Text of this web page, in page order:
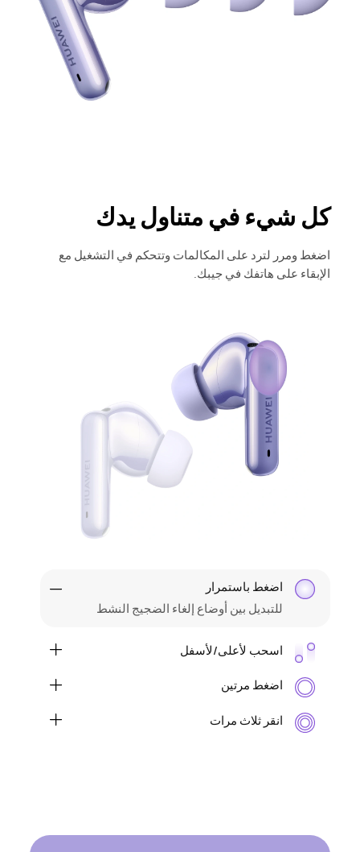
كل شيء في متناول يدك
اضغط ومرر لترد على المكالمات وتتحكم في التشغيل مع
الإبقاء على هاتفك في جيبك.
اضغط باستمرار
للتبديل بين أوضاع إلغاء الضجيج النشط
اسحب لأعلى/لأسفل
اضغط مرتين
إنهاء مكالمة
انقر ثلاث مرات